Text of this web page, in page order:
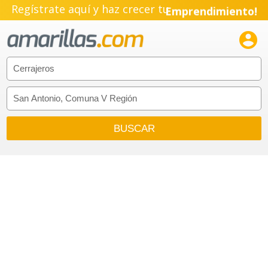
Regístrate aquí y haz crecer tuEmprendimiento!
